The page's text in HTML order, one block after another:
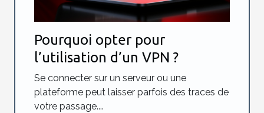
Pourquoi opter pour
l’utilisation d’un VPN ?
Se connecter sur un serveur ou une
plateforme peut laisser parfois des traces de
votre passage....